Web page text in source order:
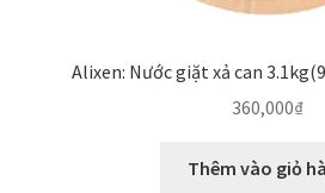
Alixen: Nước giặt xả can
360,000₫
Thêm vào giỏ